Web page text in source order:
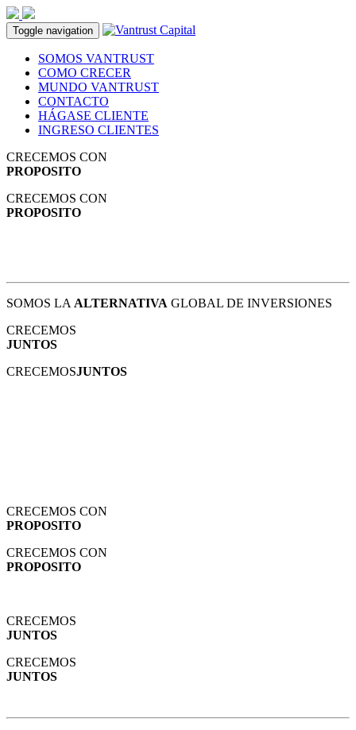
Toggle navigation
SOMOS VANTRUST
COMO CRECER
MUNDO VANTRUST
CONTACTO
HÁGASE CLIENTE
INGRESO CLIENTES
CRECEMOS CON
PROPOSITO
CRECEMOS CON
PROPOSITO
SOMOS LA ALTERNATIVA GLOBAL DE INVERSIONES
CRECEMOS
JUNTOS
CRECEMOSJUNTOS
CRECEMOS CON
PROPOSITO
CRECEMOS CON
PROPOSITO
CRECEMOS
JUNTOS
CRECEMOS
JUNTOS